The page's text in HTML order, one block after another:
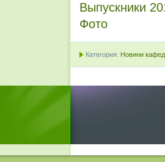
Выпускники
Фото
Категория: Новини